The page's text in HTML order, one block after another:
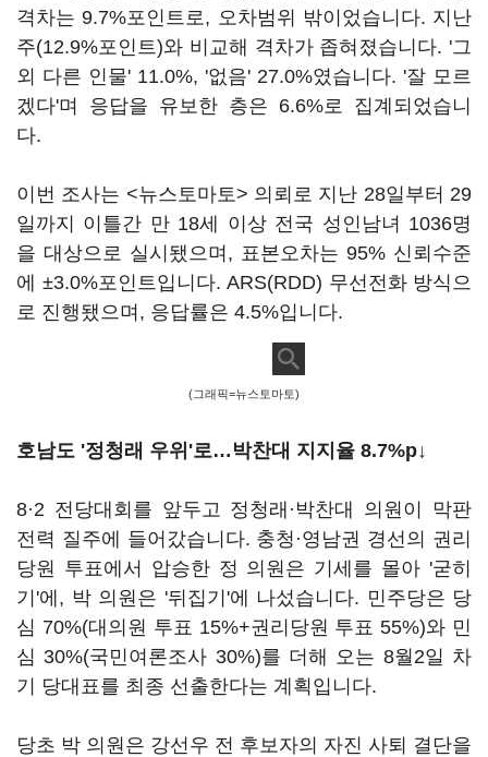
격차는 9.7%포인트로, 오차범위 밖이었습니다. 지난
주(12.9%포인트)와 비교해 격차가 좁혀졌습니다. '그
외 다른 인물' 11.0%, '없음' 27.0%였습니다. '잘 모르
겠다'며 응답을 유보한 층은 6.6%로 집계되었습니
다.
이번 조사는 <뉴스토마토> 의뢰로 지난 28일부터 29
일까지 이틀간 만 18세 이상 전국 성인남녀 1036명
을 대상으로 실시됐으며, 표본오차는 95% 신뢰수준
에 ±3.0%포인트입니다. ARS(RDD) 무선전화 방식으
로 진행됐으며, 응답률은 4.5%입니다.
(그래픽=뉴스토마토)
호남도 '정청래 우위'로…박찬대 지지율 8.7%p↓
8·2 전당대회를 앞두고 정청래·박찬대 의원이 막판
전력 질주에 들어갔습니다. 충청·영남권 경선의 권리
당원 투표에서 압승한 정 의원은 기세를 몰아 '굳히
기'에, 박 의원은 '뒤집기'에 나섰습니다. 민주당은 당
심 70%(대의원 투표 15%+권리당원 투표 55%)와 민
심 30%(국민여론조사 30%)를 더해 오는 8월2일 차
기 당대표를 최종 선출한다는 계획입니다.
당초 박 의원은 강선우 전 후보자의 자진 사퇴 결단을